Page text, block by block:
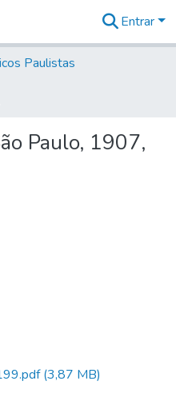
Entrar
Paulistas
Paulo, 1907,
(3,87 MB)